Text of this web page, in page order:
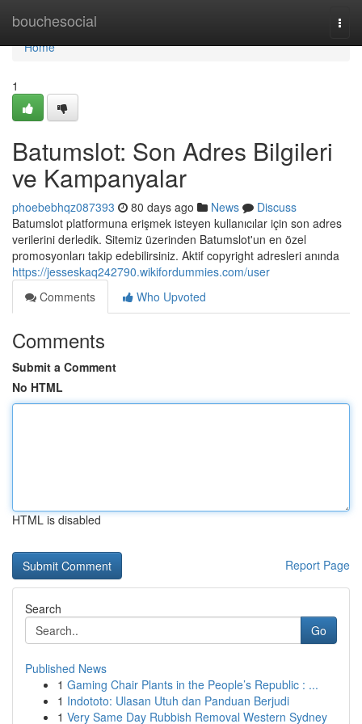
bouchesocial
Home
Home
1
Batumslot: Son Adres Bilgileri
ve Kampanyalar
phoebebhqz087393 80 days ago News
Discuss
Batumslot platformuna erişmek isteyen kullanıcılar için son adres
verilerini derledik. Sitemiz üzerinden Batumslot'un en özel
promosyonları takip edebilirsiniz. Aktif copyright adresleri anında
https://jesseskaq242790.wikifordummies.com/user
Comments
Who Upvoted
Comments
Submit a Comment
No HTML
HTML is disabled
Report Page
Search
Go
Published News
1 Gaming Chair Plants in the People’s Republic : ...
1 Indototo: Ulasan Utuh dan Panduan Berjudi
1 Very Same Day Rubbish Removal Western Sydney